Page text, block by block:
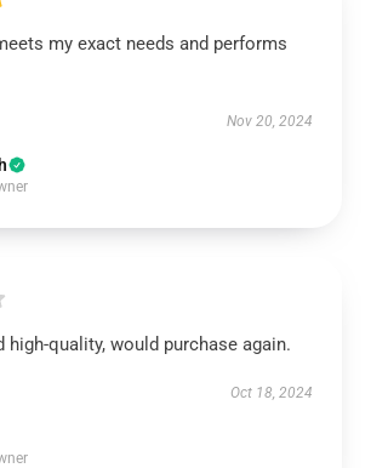
my exact needs and performs
Nov 20, 2024
high-quality, would purchase again.
Oct 18, 2024